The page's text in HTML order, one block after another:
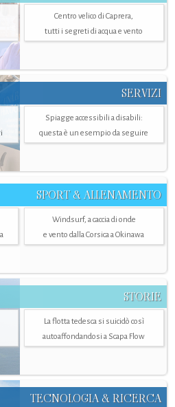
Centro velico di Caprera,
tutti i segreti di acqua e vento
SERVIZI
Spiagge accessibili a disabili:
questa è un esempio da seguire
SPORT & ALLENAMENTO
Windsurf, a caccia di onde
e vento dalla Corsica a Okinawa
STORIE
La flotta tedesca si suicidò così
autoaffondandosi a Scapa Flow
TECNOLOGIA & RICERCA